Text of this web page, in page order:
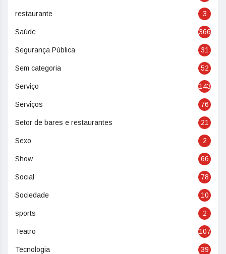
restaurante 3
Saúde 366
Segurança Pública 31
Sem categoria 52
Serviço 143
Serviços 76
Setor de bares e restaurantes 21
Sexo 2
Show 66
Social 78
Sociedade 10
sports 2
Teatro 107
Tecnologia 39